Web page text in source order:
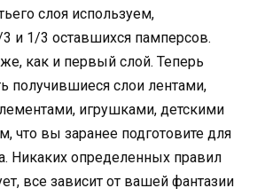
слоя используем,
3 и 1/3 оставшихся памперсов.
как и первый слой. Теперь
получившиеся слои лентами,
игрушками, детскими
что вы заранее подготовите для
Никаких определенных правил
все зависит от вашей фантазии